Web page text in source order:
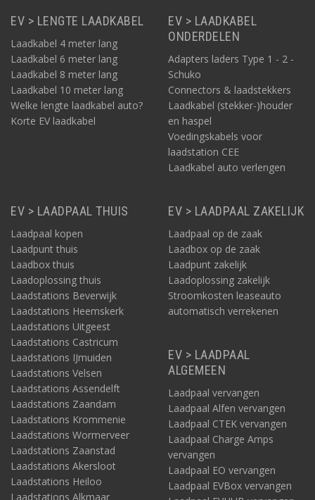
EV > LENGTE LAADKABEL
Laadkabel 4 meter lang
Laadkabel 6 meter lang
Laadkabel 8 meter lang
Laadkabel 10 meter lang
Welke lengte laadkabel auto?
Korte EV laadkabel
EV > LAADKABEL
ONDERDELEN
Adapters laders Type 1 - 2 -
Schuko
Connectors & laadstekkers
Laadkabel (stekker-)houder
en haspel
Voedingskabels voor
laadstation CEE
Laadkabel auto verlengen
EV > LAADPAAL THUIS
Laadpaal kopen
Laadpunt thuis
Laadbox thuis
Laadoplossing thuis
Laadstations Beverwijk
Laadstations Heemskerk
Laadstations Uitgeest
Laadstations Castricum
Laadstations IJmuiden
Laadstations Velsen
Laadstations Assendelft
Laadstations Zaandam
Laadstations Krommenie
Laadstations Wormerveer
Laadstations Zaanstad
Laadstations Akersloot
Laadstations Heiloo
Laadstations Alkmaar
EV > LAADPAAL ZAKELIJK
Laadpaal op de zaak
Laadbox op de zaak
Laadpunt zakelijk
Laadoplossing zakelijk
Stroomkosten leaseauto
automatisch verrekenen
EV > LAADPAAL
ALGEMEEN
Laadpaal vervangen
Laadpaal Alfen vervangen
Laadpaal CTEK vervangen
Laadpaal Charge Amps
vervangen
Laadpaal EO vervangen
Laadpaal EVBox vervangen